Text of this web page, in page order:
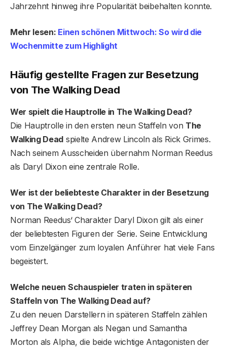
Jahrzehnt hinweg ihre Popularität beibehalten konnte.
Mehr lesen: Einen schönen Mittwoch: So wird die
Wochenmitte zum Highlight
Häufig gestellte Fragen zur Besetzung
von The Walking Dead
Wer spielt die Hauptrolle in The Walking Dead?
Die Hauptrolle in den ersten neun Staffeln von The
Walking Dead spielte Andrew Lincoln als Rick Grimes.
Nach seinem Ausscheiden übernahm Norman Reedus
als Daryl Dixon eine zentrale Rolle.
Wer ist der beliebteste Charakter in der Besetzung
von The Walking Dead?
Norman Reedus‘ Charakter Daryl Dixon gilt als einer
der beliebtesten Figuren der Serie. Seine Entwicklung
vom Einzelgänger zum loyalen Anführer hat viele Fans
begeistert.
Welche neuen Schauspieler traten in späteren
Staffeln von The Walking Dead auf?
Zu den neuen Darstellern in späteren Staffeln zählen
Jeffrey Dean Morgan als Negan und Samantha
Morton als Alpha, die beide wichtige Antagonisten der